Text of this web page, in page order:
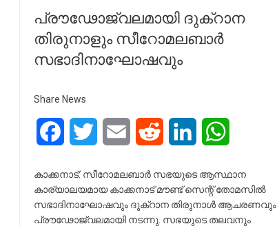
പ്രൗഢോജ്വലമായി ദുക്റാന
തിരുനാളും സീറോമലബാർ
സഭാദിനാഘോഷവും
Share News
FacebookTwitter Email Reddit LinkedIn
കാക്കനാട്: സീറോമലബാർ സഭയുടെ ആസ്ഥാന
കാര്യാലയമായ കാക്കനാട് മൗണ്ട് സെന്റ് തോമസിൽ
സഭാദിനാഘോഷവും ദുക്റാന തിരുനാൾ ആചരണവും
പ്രൗഢോജ്വലമായി നടന്നു. സഭയുടെ തലവനും